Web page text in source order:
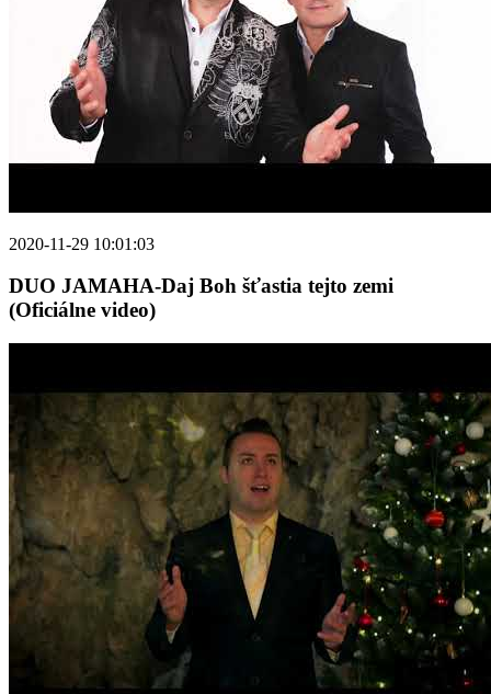
2020-11-29 10:01:03
DUO JAMAHA-Daj Boh šťastia tejto zemi
(Oficiálne video)